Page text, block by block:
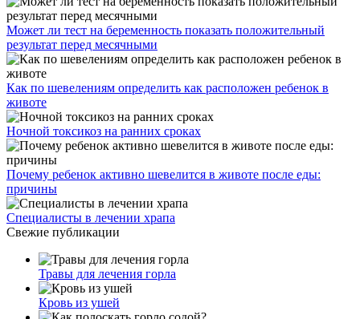
Может ли тест на беременность показать положительный
результат перед месячными
Как по шевелениям определить как расположен ребенок в
животе
Ночной токсикоз на ранних сроках
Почему ребенок активно шевелится в животе после еды:
причины
Специалисты в лечении храпа
Свежие публикации
Травы для лечения горла
Кровь из ушей